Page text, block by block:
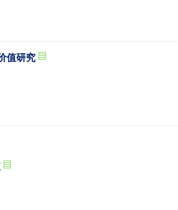
值研究